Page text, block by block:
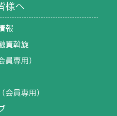
様へ
報
資斡旋
員専用）
会員専用）